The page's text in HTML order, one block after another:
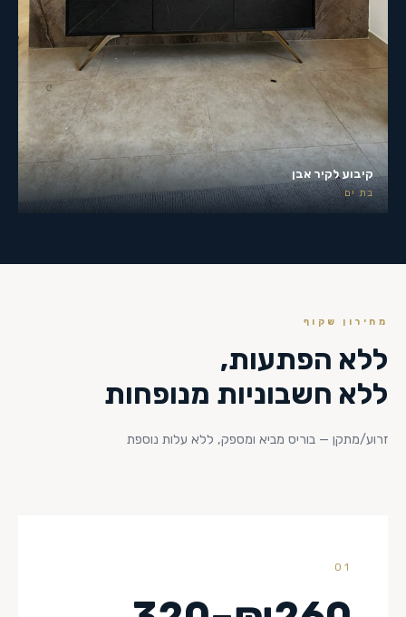
קיבוע לקיר אבן
בת ים
מחירון שקוף
ללא הפתעות,
ללא חשבוניות מנופחות
זרוע/מתקן — בוריס מביא ומספק, ללא עלות נוספת
01